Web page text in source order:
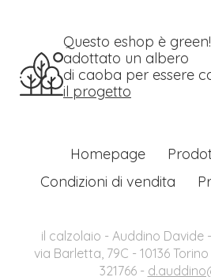
Questo eshop è
adottato un albero
di caoba per essere
il progetto
Homepage
Condizioni di vendita
il calzolaio - Auddino Davide -
via Barletta, 79C - 10136
321766 -